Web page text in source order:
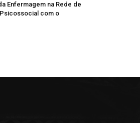
Enfermagem na Rede de
com o